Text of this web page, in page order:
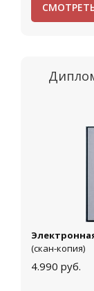
(скан-копия)
4.990 руб.